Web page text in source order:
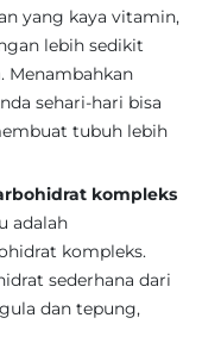
yang kaya vitamin,
lebih sedikit
Menambahkan
sehari-hari bisa
tubuh lebih
kompleks
adalah
kompleks.
sederhana dari
dan tepung,